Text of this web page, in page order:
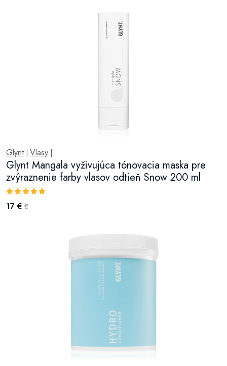
Glynt| Vlasy
Glynt Mangala vyživujúca tónovacia maska pre
zvýraznenie farby vlasov odtieň Snow 200 ml
17 € €